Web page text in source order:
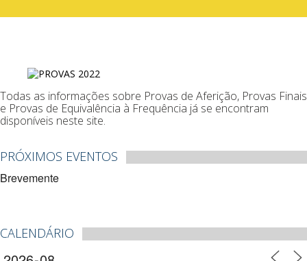
Todas as informações sobre Provas de Aferição, Provas Finais
e Provas de Equivalência à Frequência já se encontram
disponíveis neste site.
PRÓXIMOS EVENTOS
Brevemente
CALENDÁRIO